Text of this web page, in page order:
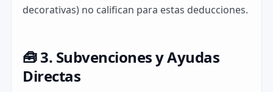
decorativas) no califican para estas deducciones.
🧰 3. Subvenciones y Ayudas
Directas